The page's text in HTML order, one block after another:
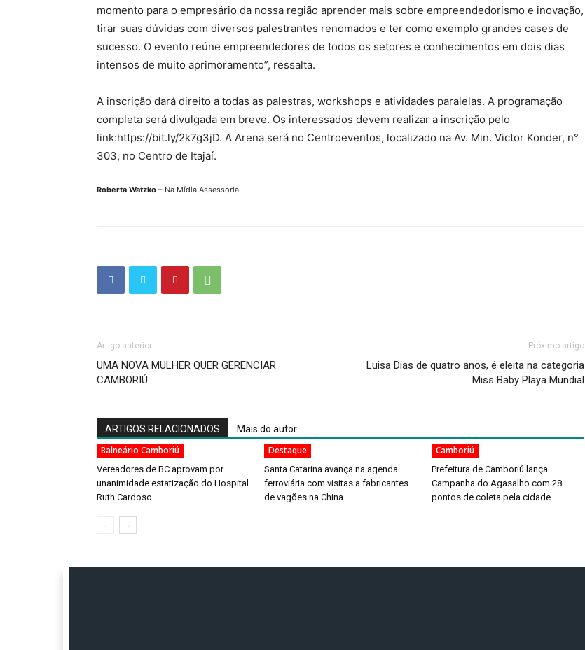
momento para o empresário da nossa região aprender mais sobre empreendedorismo e inovação,
tirar suas dúvidas com diversos palestrantes renomados e ter como exemplo grandes cases de
sucesso. O evento reúne empreendedores de todos os setores e conhecimentos em dois dias
intensos de muito aprimoramento”, ressalta.
A inscrição dará direito a todas as palestras, workshops e atividades paralelas. A programação
completa será divulgada em breve. Os interessados devem realizar a inscrição pelo
link:https://bit.ly/2k7g3jD. A Arena será no Centroeventos, localizado na Av. Min. Victor Konder, n°
303, no Centro de Itajaí.
Roberta Watzko – Na Mídia Assessoria
Artigo anterior
UMA NOVA MULHER QUER GERENCIAR
CAMBORIÚ
Próximo artigo
Luisa Dias de quatro anos, é eleita na categoria
Miss Baby Playa Mundial
ARTIGOS RELACIONADOS Mais do autor
Balneário Camboriú
Vereadores de BC aprovam por
unanimidade estatização do Hospital
Ruth Cardoso
Destaque
Santa Catarina avança na agenda
ferroviária com visitas a fabricantes
de vagões na China
Camboriú
Prefeitura de Camboriú lança
Campanha do Agasalho com 28
pontos de coleta pela cidade